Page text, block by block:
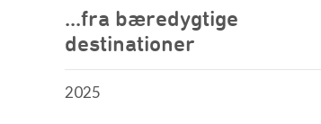
...fra bæredygtige
destinationer
2025